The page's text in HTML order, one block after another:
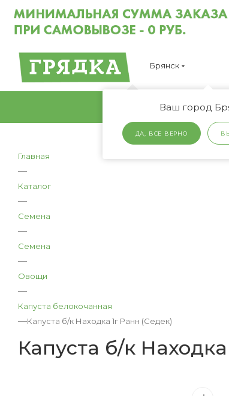
Брянск
Ваш город
ДА, ВСЕ ВЕРНО
Главная
—
Каталог
—
Семена
—
Семена
—
Овощи
—
Капуста белокочанная
—Капуста б/к Находка 1г Ранн (Седек)
Капуста б/к